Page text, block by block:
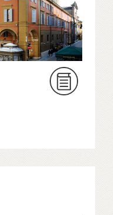
e storia dell’Iran
Zarathustra -
zoroastrismo